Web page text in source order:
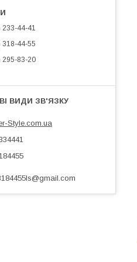
233-44-41
318-44-55
295-83-20
Style.com.ua